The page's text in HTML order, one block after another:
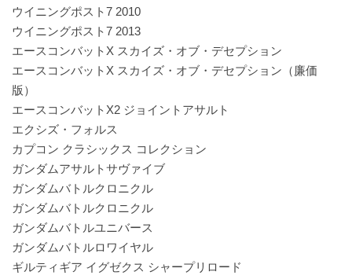
ウイニングポスト7 2010
ウイニングポスト7 2013
エースコンバットX スカイズ・オブ・デセプション
エースコンバットX スカイズ・オブ・デセプション（廉価
版）
エースコンバットX2 ジョイントアサルト
エクシズ・フォルス
カプコン クラシックス コレクション
ガンダムアサルトサヴァイブ
ガンダムバトルクロニクル
ガンダムバトルクロニクル
ガンダムバトルユニバース
ガンダムバトルロワイヤル
ギルティギア イグゼクス シャープリロード